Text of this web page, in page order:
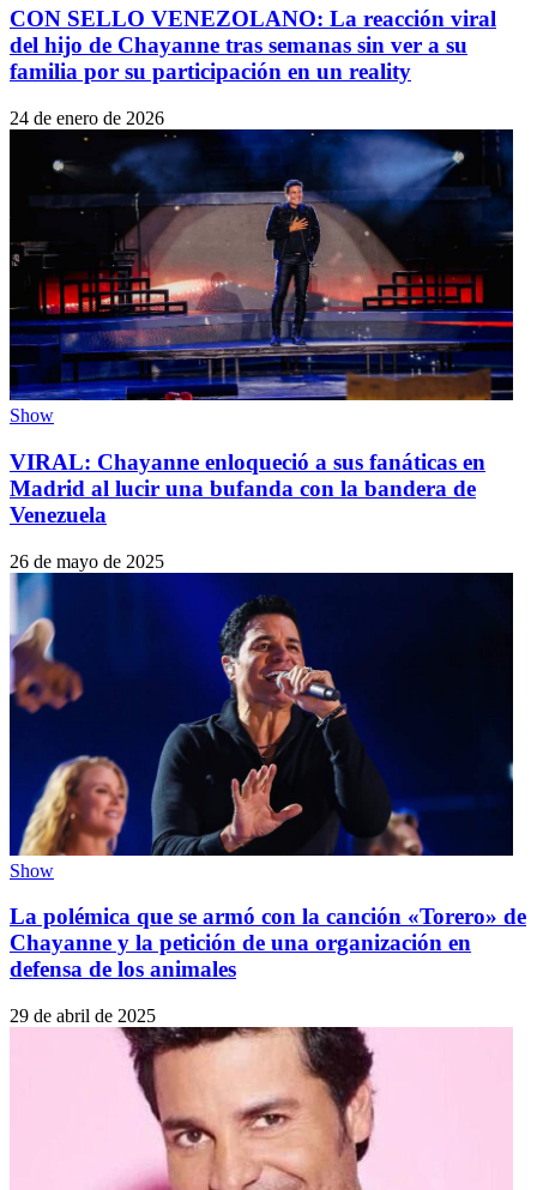
CON SELLO VENEZOLANO: La reacción viral
del hijo de Chayanne tras semanas sin ver a su
familia por su participación en un reality
24 de enero de 2026
Show
VIRAL: Chayanne enloqueció a sus fanáticas en
Madrid al lucir una bufanda con la bandera de
Venezuela
26 de mayo de 2025
Show
La polémica que se armó con la canción «Torero» de
Chayanne y la petición de una organización en
defensa de los animales
29 de abril de 2025